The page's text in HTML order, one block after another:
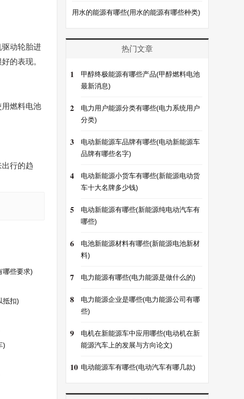
动轮胎进
的表现。
燃料电池
行的趋
哪些要求)
抵扣)
)
用水的能源有哪些(用水的能源有哪些种类)
热门文章
1
甲醇终极能源有哪些产品(甲醇燃料电池
最新消息)
2
电力用户能源分类有哪些(电力系统用户
分类)
3
电动新能源车品牌有哪些(电动新能源车
品牌有哪些名字)
4
电动新能源小货车有哪些(新能源电动货
车十大名牌多少钱)
5
电动新能源有哪些(新能源纯电动汽车有
哪些)
6
电池新能源材料有哪些(新能源电池新材
料)
7 电力能源有哪些(电力能源是做什么的)
8
电力能源企业是哪些(电力能源公司有哪
些)
9
电机在新能源车中应用哪些(电动机在新
能源汽车上的发展与方向论文)
10 电动能源车有哪些(电动汽车有哪几款)